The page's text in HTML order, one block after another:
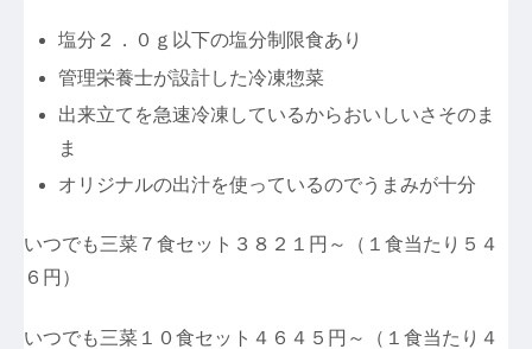
塩分２．０ｇ以下の塩分制限食あり
管理栄養士が設計した冷凍惣菜
出来立てを急速冷凍しているからおいしいさそのま
ま
オリジナルの出汁を使っているのでうまみが十分
いつでも三菜７食セット３８２１円～（１食当たり５４
６円）
いつでも三菜１０食セット４６４５円～（１食当たり４